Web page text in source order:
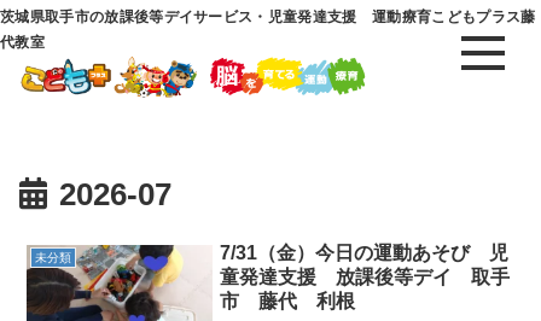
茨城県取手市の放課後等デイサービス・児童発達支援 運動療育こどもプラス藤
代教室
2026-07
未分類
7/31（金）今日の運動あそび 児
童発達支援 放課後等デイ 取手
市 藤代 利根